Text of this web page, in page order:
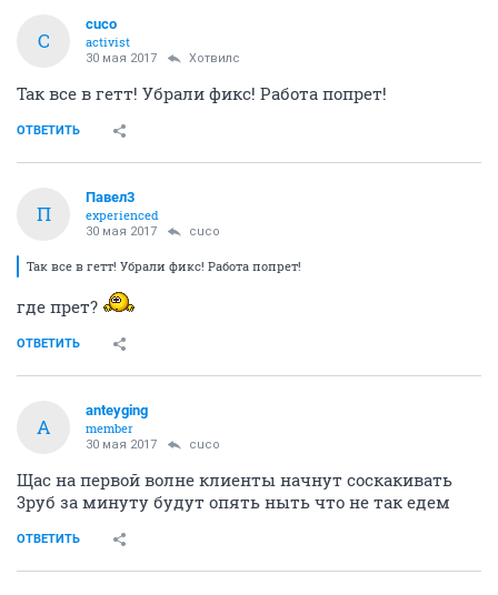
C
cuco
activist
30 мая 2017 Хотвилс
Так все в гетт! Убрали фикс! Работа попрет!
ОТВЕТИТЬ
П
Павел3
experienced
30 мая 2017 cuco
Так все в гетт! Убрали фикс! Работа попрет!
где прет?
ОТВЕТИТЬ
A
anteyging
member
30 мая 2017 cuco
Щас на первой волне клиенты начнут соскакивать
3руб за минуту будут опять ныть что не так едем
ОТВЕТИТЬ